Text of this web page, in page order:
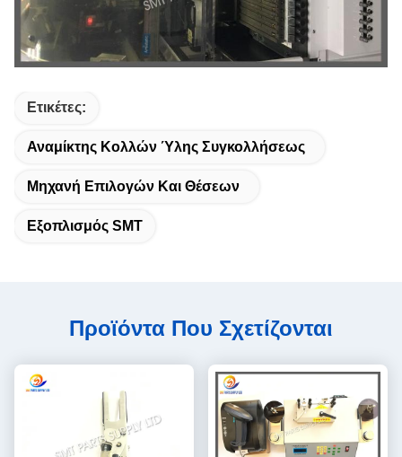
Ετικέτες:
Αναμίκτης Κολλών Ύλης Συγκολλήσεως
Μηχανή Επιλογών Και Θέσεων
Εξοπλισμός SMT
Προϊόντα Που Σχετίζονται